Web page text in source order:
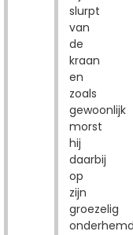
slurpt
van
de
kraan
en
zoals
gewoonlijk
morst
hij
daarbij
op
zijn
groezelig